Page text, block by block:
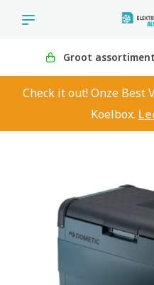
Groot
Check it out! Onze Best
Koelbox.